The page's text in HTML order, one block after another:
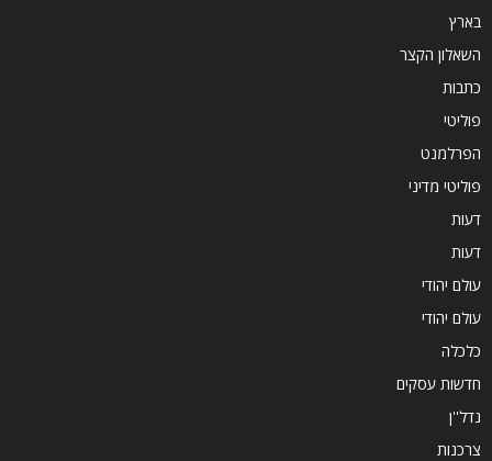
בארץ
השאלון הקצר
כתבות
פוליטי
הפרלמנט
פוליטי מדיני
דעות
דעות
עולם יהודי
עולם יהודי
כלכלה
חדשות עסקים
נדל''ן
צרכנות